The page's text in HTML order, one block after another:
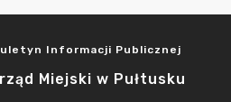
Informacji Publicznej
Miejski w Pułtusku